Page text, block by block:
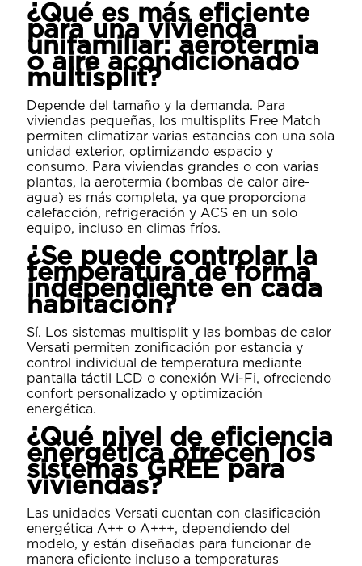
¿Qué es más eficiente
para una vivienda
unifamiliar: aerotermia
o aire acondicionado
multisplit?
Depende del tamaño y la demanda. Para
viviendas pequeñas, los multisplits Free Match
permiten climatizar varias estancias con una sola
unidad exterior, optimizando espacio y
consumo. Para viviendas grandes o con varias
plantas, la aerotermia (bombas de calor aire-
agua) es más completa, ya que proporciona
calefacción, refrigeración y ACS en un solo
equipo, incluso en climas fríos.
¿Se puede controlar la
temperatura de forma
independiente en cada
habitación?
Sí. Los sistemas multisplit y las bombas de calor
Versati permiten zonificación por estancia y
control individual de temperatura mediante
pantalla táctil LCD o conexión Wi-Fi, ofreciendo
confort personalizado y optimización
energética.
¿Qué nivel de eficiencia
energética ofrecen los
sistemas GREE para
viviendas?
Las unidades Versati cuentan con clasificación
energética A++ o A+++, dependiendo del
modelo, y están diseñadas para funcionar de
manera eficiente incluso a temperaturas